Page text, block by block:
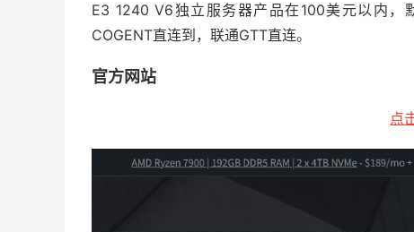
E3 1240 V6独立服务器产品在100美元以内，
COGENT直连到，联通GTT直连。
官方网站
点